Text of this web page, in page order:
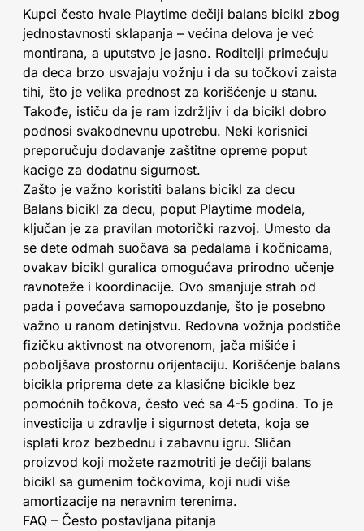
Kupci često hvale Playtime dečiji balans bicikl zbog
jednostavnosti sklapanja – većina delova je već
montirana, a uputstvo je jasno. Roditelji primećuju
da deca brzo usvajaju vožnju i da su točkovi zaista
tihi, što je velika prednost za korišćenje u stanu.
Takođe, ističu da je ram izdržljiv i da bicikl dobro
podnosi svakodnevnu upotrebu. Neki korisnici
preporučuju dodavanje zaštitne opreme poput
kacige za dodatnu sigurnost.
Zašto je važno koristiti balans bicikl za decu
Balans bicikl za decu, poput Playtime modela,
ključan je za pravilan motorički razvoj. Umesto da
se dete odmah suočava sa pedalama i kočnicama,
ovakav bicikl guralica omogućava prirodno učenje
ravnoteže i koordinacije. Ovo smanjuje strah od
pada i povećava samopouzdanje, što je posebno
važno u ranom detinjstvu. Redovna vožnja podstiče
fizičku aktivnost na otvorenom, jača mišiće i
poboljšava prostornu orijentaciju. Korišćenje balans
bicikla priprema dete za klasične bicikle bez
pomoćnih točkova, često već sa 4-5 godina. To je
investicija u zdravlje i sigurnost deteta, koja se
isplati kroz bezbednu i zabavnu igru. Sličan
proizvod koji možete razmotriti je dečiji balans
bicikl sa gumenim točkovima, koji nudi više
amortizacije na neravnim terenima.
FAQ – Često postavljana pitanja